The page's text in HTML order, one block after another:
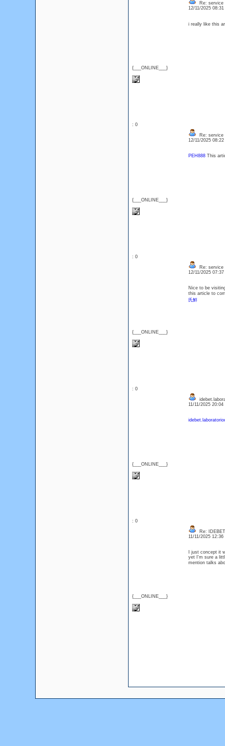
{___ONLINE___}
Re: service
12/11/2025
i really like this
: 0
{___ONLINE___}
Re: service
12/11/2025
PEH888This
: 0
{___ONLINE___}
Re: service
12/11/2025
Nice to be
this article to
氏鮮
: 0
{___ONLINE___}
11/11/2025 20:04
: 0
{___ONLINE___}
Re: IDEBET
11/11/2025 12:36
I just concept it
yet I'm sure a
mention talks